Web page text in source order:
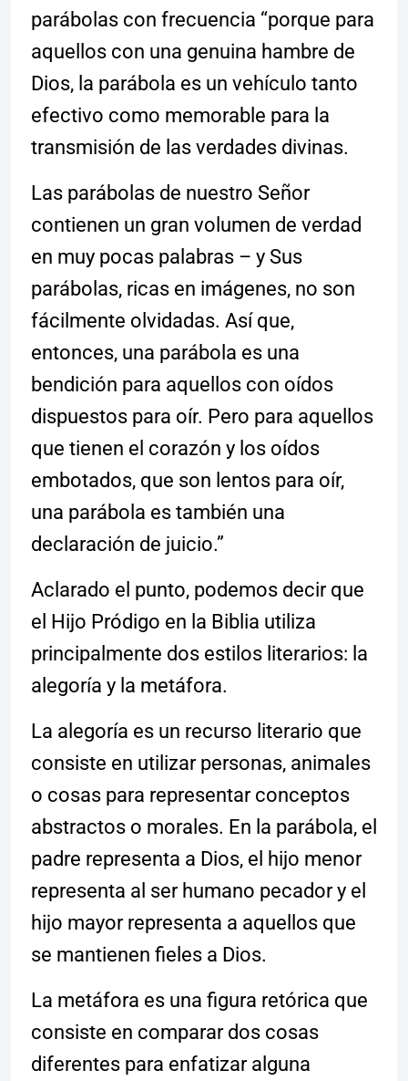
parábolas con frecuencia “porque para
aquellos con una genuina hambre de
Dios, la parábola es un vehículo tanto
efectivo como memorable para la
transmisión de las verdades divinas.
Las parábolas de nuestro Señor
contienen un gran volumen de verdad
en muy pocas palabras – y Sus
parábolas, ricas en imágenes, no son
fácilmente olvidadas. Así que,
entonces, una parábola es una
bendición para aquellos con oídos
dispuestos para oír. Pero para aquellos
que tienen el corazón y los oídos
embotados, que son lentos para oír,
una parábola es también una
declaración de juicio.”
Aclarado el punto, podemos decir que
el Hijo Pródigo en la Biblia utiliza
principalmente dos estilos literarios: la
alegoría y la metáfora.
La alegoría es un recurso literario que
consiste en utilizar personas, animales
o cosas para representar conceptos
abstractos o morales. En la parábola, el
padre representa a Dios, el hijo menor
representa al ser humano pecador y el
hijo mayor representa a aquellos que
se mantienen fieles a Dios.
La metáfora es una figura retórica que
consiste en comparar dos cosas
diferentes para enfatizar alguna